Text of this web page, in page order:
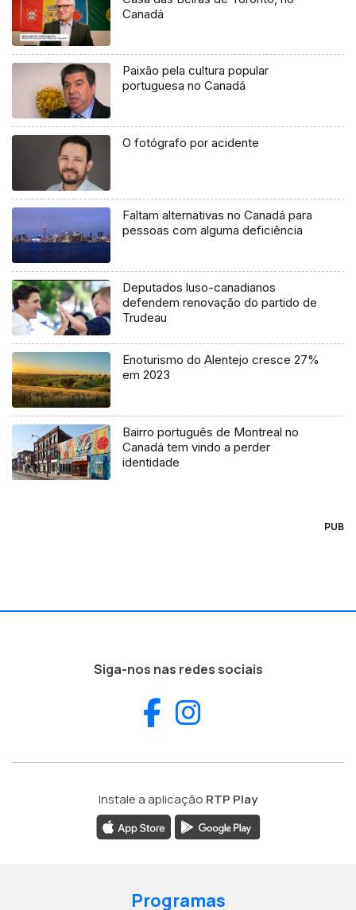
Canadá
Paixão pela cultura popular
portuguesa no Canadá
O fotógrafo por acidente
Faltam alternativas no Canadá para
pessoas com alguma deficiência
Deputados luso-canadianos
defendem renovação do partido de
Trudeau
Enoturismo do Alentejo cresce 27%
em 2023
Bairro português de Montreal no
Canadá tem vindo a perder
identidade
PUB
Siga-nos nas redes sociais
Facebook
Instale a aplicação RTP Play
Programas